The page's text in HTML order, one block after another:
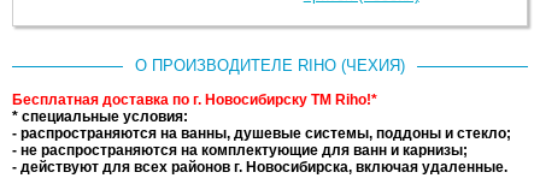
О ПРОИЗВОДИТЕЛЕ RIHO (ЧЕХИЯ)
Бесплатная доставка по г. Новосибирску ТМ Riho!*
* специальные условия:
- распространяются на ванны, душевые системы, поддоны и стекло;
- не распространяются на комплектующие для ванн и карнизы;
- действуют для всех районов г. Новосибирска, включая удаленные.